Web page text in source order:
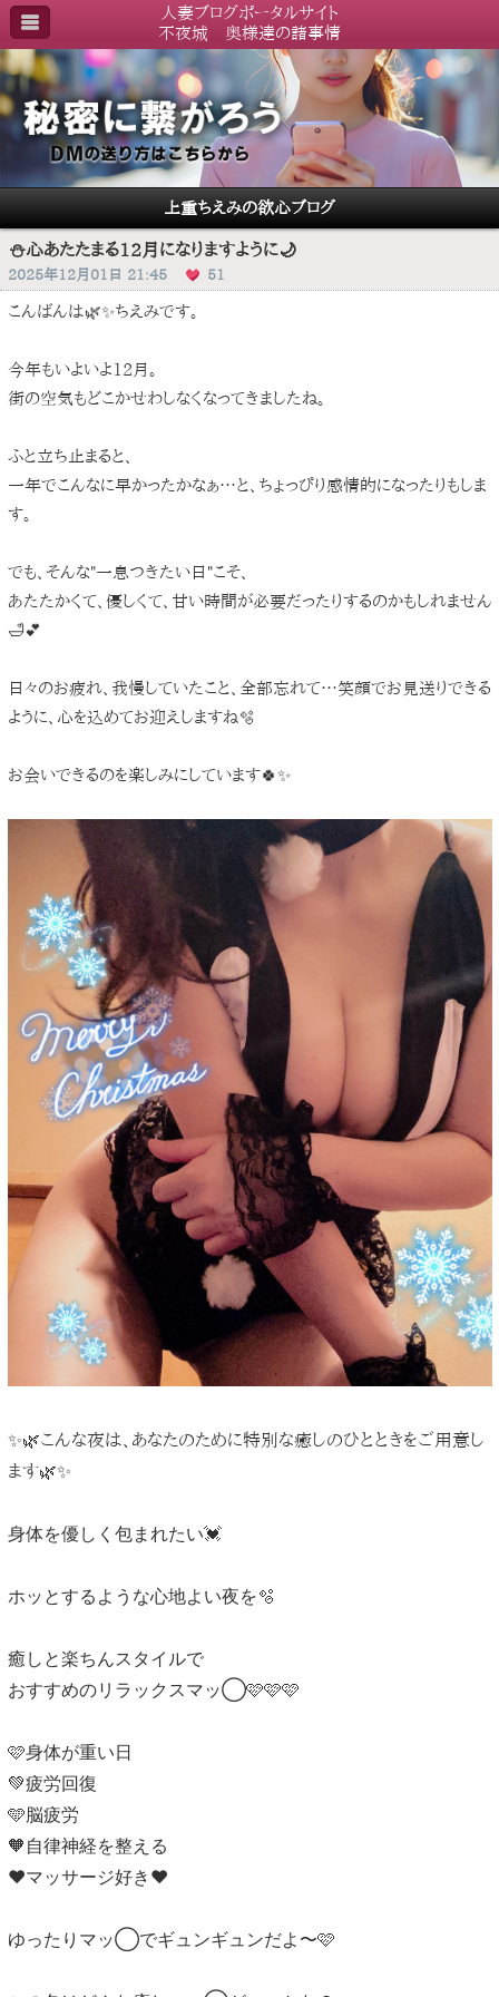
人妻ブログポータルサイト
不夜城 奥様達の諸事情
上重ちえみの欲心ブログ
⛄️心あたたまる12月になりますように🌙
2025年12月01日 21:45 51
こんばんは🌿✨ちえみです。
今年もいよいよ12月。
街の空気もどこかせわしなくなってきましたね。
ふと立ち止まると、
一年でこんなに早かったかなぁ…と、ちょっぴり感情的になったりもしま
す。
でも、そんな"一息つきたい日"こそ、
あたたかくて、優しくて、甘い時間が必要だったりするのかもしれません
🛁💕
日々のお疲れ、我慢していたこと、全部忘れて…笑顔でお見送りできる
ように、心を込めてお迎えしますね🫧
お会いできるのを楽しみにしています🍀✨
✨🌿こんな夜は、あなたのために特別な癒しのひとときをご用意し
ます🌿✨
身体を優しく包まれたい💓
ホッとするような心地よい夜を🫧
癒しと楽ちんスタイルで
おすすめのリラックスマッ◯🩷🩷🩷
🩷身体が重い日
💚疲労回復
🩵脳疲労
🧡自律神経を整える
❤️マッサージ好き❤️
ゆったりマッ◯でギュンギュンだよ〜🩷